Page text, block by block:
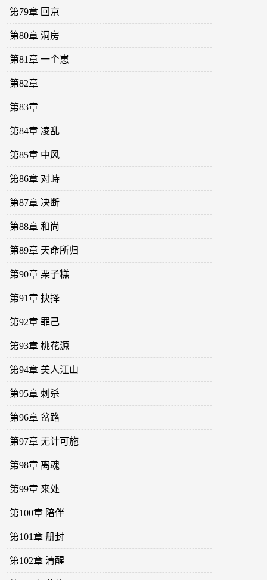
第79章 回京
第80章 洞房
第81章 一个崽
第82章
第83章
第84章 凌乱
第85章 中风
第86章 对峙
第87章 决断
第88章 和尚
第89章 天命所归
第90章 栗子糕
第91章 抉择
第92章 罪己
第93章 桃花源
第94章 美人江山
第95章 刺杀
第96章 岔路
第97章 无计可施
第98章 离魂
第99章 来处
第100章 陪伴
第101章 册封
第102章 清醒